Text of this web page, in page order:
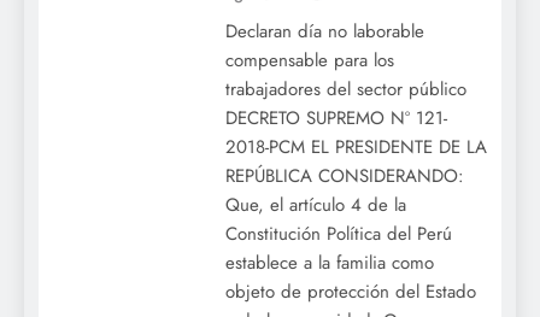
Declaran día no laborable
compensable para los
trabajadores del sector público
DECRETO SUPREMO Nº 121-
2018-PCM EL PRESIDENTE DE LA
REPÚBLICA CONSIDERANDO:
Que, el artículo 4 de la
Constitución Política del Perú
establece a la familia como
objeto de protección del Estado